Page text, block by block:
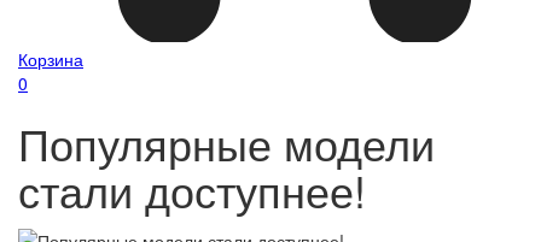
Корзина
0
Популярные модели
стали доступнее!